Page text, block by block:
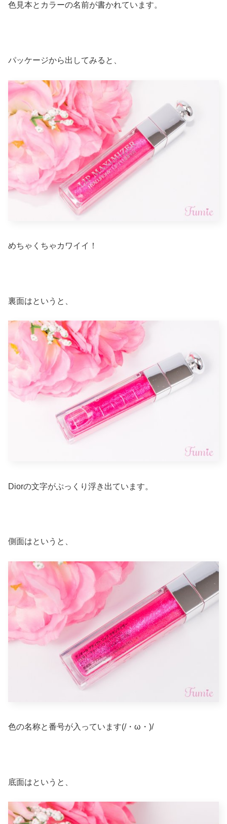
色見本とカラーの名前が書かれています。
パッケージから出してみると、
めちゃくちゃカワイイ！
裏面はというと、
Diorの文字がぷっくり浮き出ています。
側面はというと、
色の名称と番号が入っています(/・ω・)/
底面はというと、